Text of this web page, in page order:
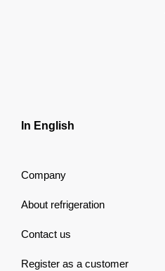
In English
Company
About refrigeration
Contact us
Register as a customer